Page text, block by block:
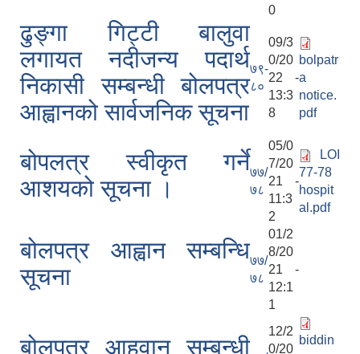
0
ढुङ्गा गिट्टी बालुवा
लगायत नदीजन्य पदार्थ
निकासी सम्बन्धी बोलपत्र
आह्वानको सार्वजनिक सूचना
७९-
८०
09/3
0/20
22 -
13:3
8
bolpatr
a
notice.
pdf
बोपलत्र स्वीकृत गर्ने
आशयको सूचना ।
७७/
७८
05/0
7/20
21 -
11:3
2
LOI
77-78
hospit
al.pdf
बोलपत्र आह्वान सम्बन्धि
सूचना
७७/
७८
01/2
8/20
21 -
12:1
1
बोलपत्र आहवान सम्बन्धी
12/2
0/20
biddin